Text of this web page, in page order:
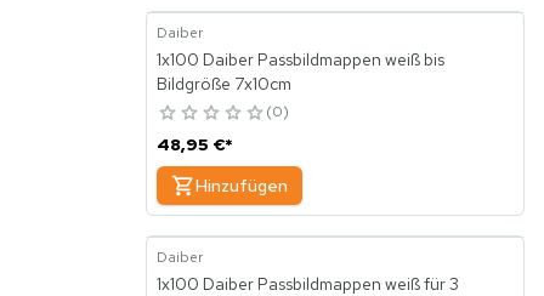
Daiber
1x100 Daiber Passbildmappen weiß bis
Bildgröße 7x10cm
0
48,95 €*
Hinzufügen
Daiber
1x100 Daiber Passbildmappen weiß für 3